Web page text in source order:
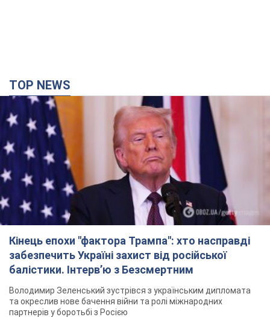
TOP NEWS
Кінець епохи "фактора Трампа": хто насправді
забезпечить Україні захист від російської
балістики. Інтерв’ю з Безсмертним
Володимир Зеленський зустрівся з українським дипломата
та окреслив нове бачення війни та ролі міжнародних
партнерів у боротьбі з Росією